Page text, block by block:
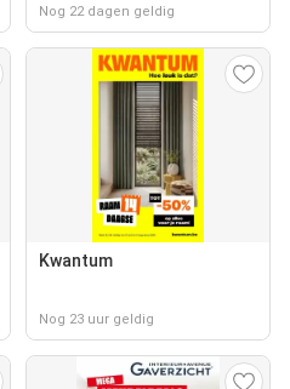
Nog 22 dagen geldig
Kwantum
Nog 23 uur geldig